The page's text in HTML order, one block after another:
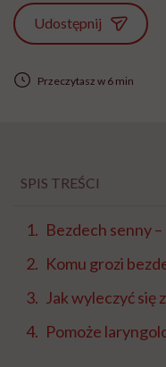
Udostępnij
Przeczytasz w 6 min
SPIS TREŚCI
Bezdech senny
Komu grozi
Jak wyleczyć się
Pomoże